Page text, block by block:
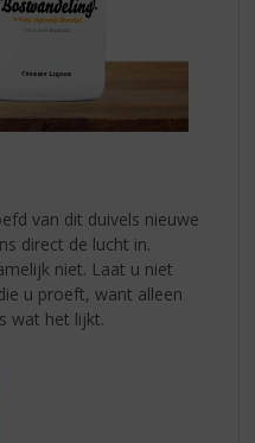
van dit duivels nieuwe
direct de lucht in.
niet. Laat u niet
u proeft, want alleen
wat het lijkt.